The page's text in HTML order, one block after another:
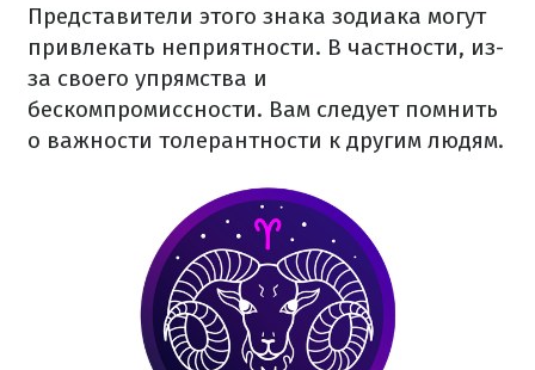
Представители этого знака зодиака могут
привлекать неприятности. В частности, из-
за своего упрямства и
бескомпромиссности. Вам следует помнить
о важности толерантности к другим людям.